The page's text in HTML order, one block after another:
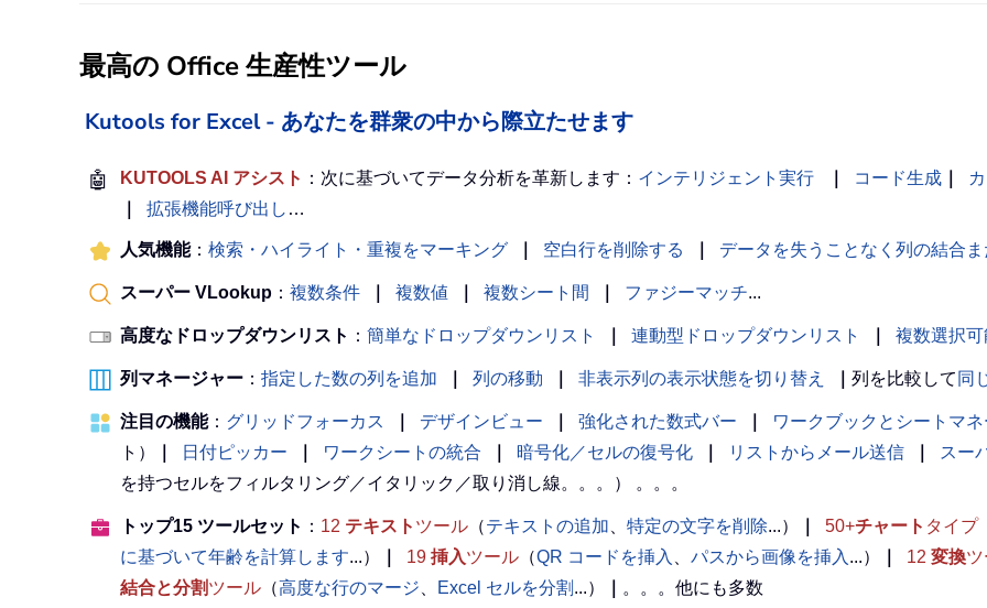
最高の Office 生産性ツール
Kutools for Excel - あなたを群衆の中から際立たせます
🤖 KUTOOLS AI アシスト ：次に基づいてデータ分析を革新します： インテリジェント実行 コード生成
拡張機能呼び出し …
人気機能： 検索・ハイライト・重複をマーキング 空白行を削除する データを失うことなく列の結合
スーパー VLookup ： 複数条件 複数値 複数シート間 ファジーマッチ...
高度なドロップダウンリスト ： 簡単なドロップダウンリスト 連動型ドロップダウンリスト 複数選択
列マネージャー ： 指定した数の列を追加 列の移動 非表示列の表示状態を切り替え 列を比較して 同
注目の機能： グリッドフォーカス デザインビュー 強化された数式バー
ワークブックとシートマ
ト）
日付ピッカー ワークシートの統合 暗号化／セルの復号化 リストからメール送信
スー
を持つセルをフィルタリング／イタリック／取り消し線。。。） 。。。
トップ15 ツールセット ： 12 テキスト ツール （テキストの追加 特定の文字を削除...） 50+チャート タイプ
に基づいて年齢を計算します...） 19 挿入ツール （QR コードを挿入 パスから画像を挿入 ...） 12 変換
結合と分割ツール （高度な行のマージ Excel セルを分割 ...） 。。。他にも多数